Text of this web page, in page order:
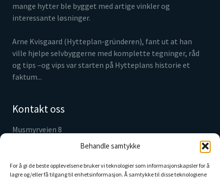
Behandle samtykke
For å gi de beste opplevelsene bruker vi teknologier som informasjonskapsler for å
lagre og/eller få tilgang til enhetsinformasjon. Å samtykke til disse teknologiene
mange hytter ble bygget med artige vinkler og
interessante løsninger.
Arne Kvisgaard (Hytteplan-gründeren), fant ut at han
ville hjelpe selvbyggerne med komplette tegninger, råd
og tips –og vips var starten på Hytteplans historie et
faktum...
Kontakt oss
Musmyrveien 8
info@hytteplan.no